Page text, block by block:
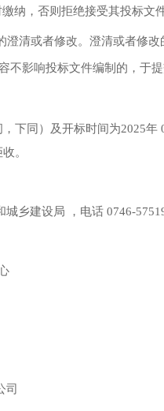
纳，否则拒绝接受其投标文件
澄清或者修改。澄清或者修
不影响投标文件编制的，于
下同）及开标时间为2025
。
乡建设局 ，电话 0746-
司